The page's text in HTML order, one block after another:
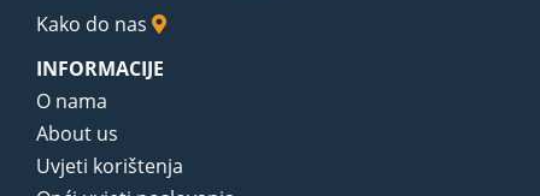
Kako do nas
INFORMACIJE
O nama
About us
Uvjeti korištenja